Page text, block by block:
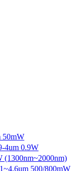
4um 0.9W
500/800mW